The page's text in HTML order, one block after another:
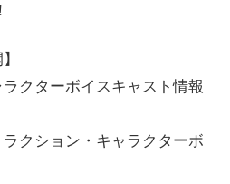
クターボイスキャスト情報
クション・キャラクターボ